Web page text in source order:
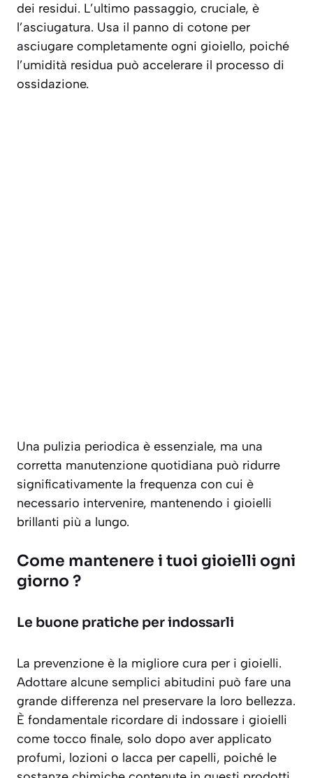
dei residui. L’ultimo passaggio, cruciale, è
l’asciugatura. Usa il panno di cotone per
asciugare completamente ogni gioiello, poiché
l’umidità residua può accelerare il processo di
ossidazione.
Una pulizia periodica è essenziale, ma una
corretta manutenzione quotidiana può ridurre
significativamente la frequenza con cui è
necessario intervenire, mantenendo i gioielli
brillanti più a lungo.
Come mantenere i tuoi gioielli ogni
giorno ?
Le buone pratiche per indossarli
La prevenzione è la migliore cura per i gioielli.
Adottare alcune semplici abitudini può fare una
grande differenza nel preservare la loro bellezza.
È fondamentale ricordare di indossare i gioielli
come tocco finale, solo dopo aver applicato
profumi, lozioni o lacca per capelli, poiché le